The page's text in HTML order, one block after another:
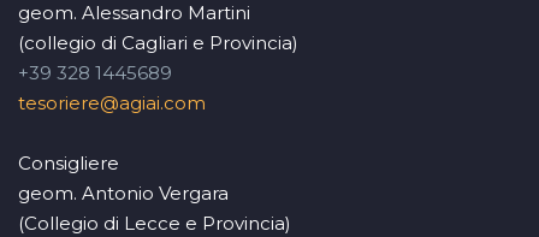
geom. Alessandro Martini
(collegio di Cagliari e Provincia)
+39 328 1445689
tesoriere@agiai.com
Consigliere
geom. Antonio Vergara
(Collegio di Lecce e Provincia)